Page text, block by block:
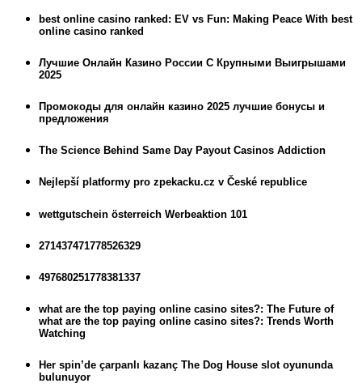
best online casino ranked: EV vs Fun: Making Peace With best
online casino ranked
Лучшие Онлайн Казино России С Крупными Выигрышами
2025
Промокоды для онлайн казино 2025 лучшие бонусы и
предложения
The Science Behind Same Day Payout Casinos Addiction
Nejlepší platformy pro zpekacku.cz v České republice
wettgutschein österreich Werbeaktion 101
271437471778526329
497680251778381337
what are the top paying online casino sites?: The Future of
what are the top paying online casino sites?: Trends Worth
Watching
Her spin’de çarpanlı kazanç The Dog House slot oyununda
bulunuyor